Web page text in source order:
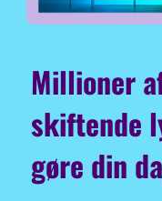
Millioner
skiftende
gøre din